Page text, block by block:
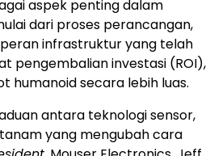
aspek penting dalam
dari proses perancangan,
infrastruktur yang telah
pengembalian investasi (ROI),
humanoid secara lebih luas.
antara teknologi sensor,
yang mengubah cara